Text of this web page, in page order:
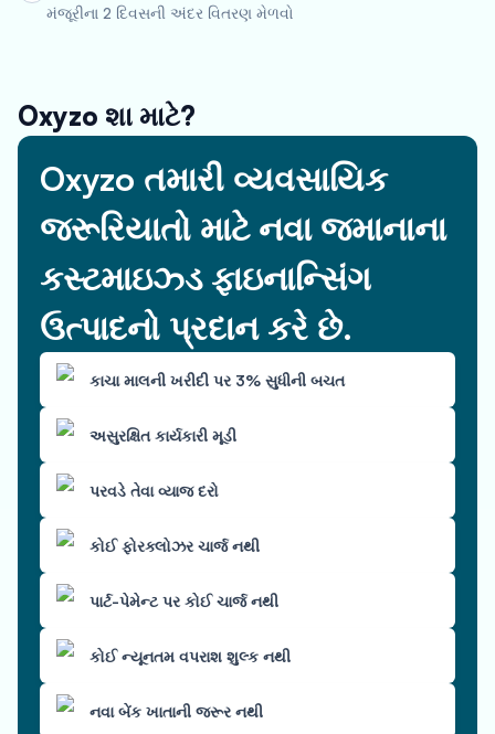
મંજૂરીના 2 દિવસની અંદર વિતરણ મેળવો
Oxyzo શા માટે?
Oxyzo તમારી વ્યવસાયિક
જરૂરિયાતો માટે નવા જમાનાના
કસ્ટમાઇઝ્ડ ફાઇનાન્સિંગ
ઉત્પાદનો પ્રદાન કરે છે.
કાચા માલની ખરીદી પર 3% સુધીની બચત
અસુરક્ષિત કાર્યકારી મૂડી
પરવડે તેવા વ્યાજ દરો
કોઈ ફોરક્લોઝર ચાર્જ નથી
પાર્ટ-પેમેન્ટ પર કોઈ ચાર્જ નથી
કોઈ ન્યૂનતમ વપરાશ શુલ્ક નથી
નવા બેંક ખાતાની જરૂર નથી